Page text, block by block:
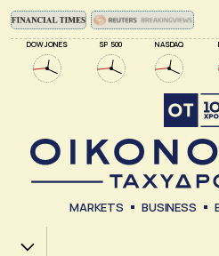
DOW JONES SP 500 NASDAQ
MARKETS BUSINESS
Χ.Α.